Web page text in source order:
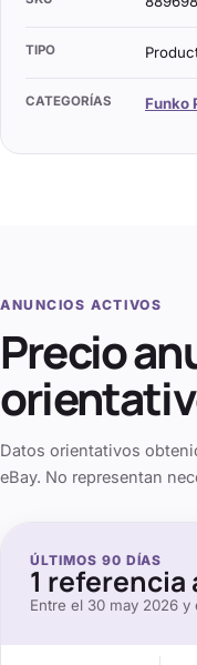
TIPO
CATEGORÍAS Funko
ANUNCIOS ACTIVOS
Precio
Datos orientativos
eBay. No representan
ÚLTIMOS 90 DÍAS
1 referencia
Entre el 30 may 2026 y